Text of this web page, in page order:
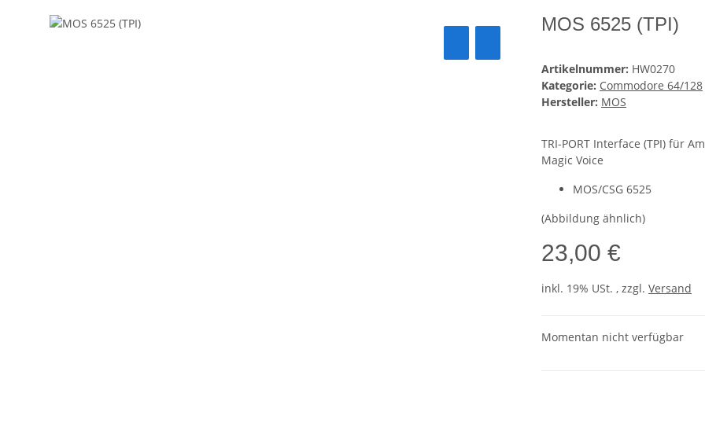
MOS 6525 (TPI)
Artikelnummer: HW0270
Kategorie: Commodore 64/128
Hersteller: MOS
TRI-PORT Interface (TPI) für
Magic Voice
MOS/CSG 6525
(Abbildung ähnlich)
23,00 €
inkl. 19% USt. , zzgl. Versand
Momentan nicht verfügbar